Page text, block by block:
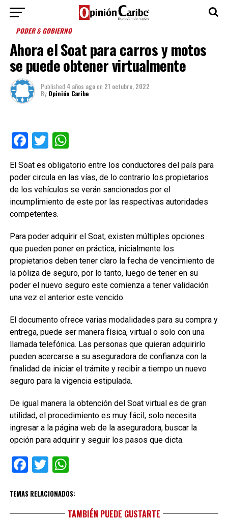
PODER & GOBIERNO
Ahora el Soat para carros y motos
se puede obtener virtualmente
Published 4 años agoon 21 octubre, 2022
By Opinión Caribe
Facebook
TwitterWhatsApp
El Soat es obligatorio entre los conductores del país para
poder circula en las vías, de lo contrario los propietarios
de los vehículos se verán sancionados por el
incumplimiento de este por las respectivas autoridades
competentes.
Para poder adquirir el Soat, existen múltiples opciones
que pueden poner en práctica, inicialmente los
propietarios deben tener claro la fecha de vencimiento de
la póliza de seguro, por lo tanto, luego de tener en su
poder el nuevo seguro este comienza a tener validación
una vez el anterior este vencido.
El documento ofrece varias modalidades para su compra y
entrega, puede ser manera física, virtual o solo con una
llamada telefónica. Las personas que quieran adquirirlo
pueden acercarse a su aseguradora de confianza con la
finalidad de iniciar el trámite y recibir a tiempo un nuevo
seguro para la vigencia estipulada.
De igual manera la obtención del Soat virtual es de gran
utilidad, el procedimiento es muy fácil, solo necesita
ingresar a la página web de la aseguradora, buscar la
opción para adquirir y seguir los pasos que dicta.
Facebook
TwitterWhatsApp
TEMAS RELACIONADOS:
TAMBIÉN PUEDE GUSTARTE